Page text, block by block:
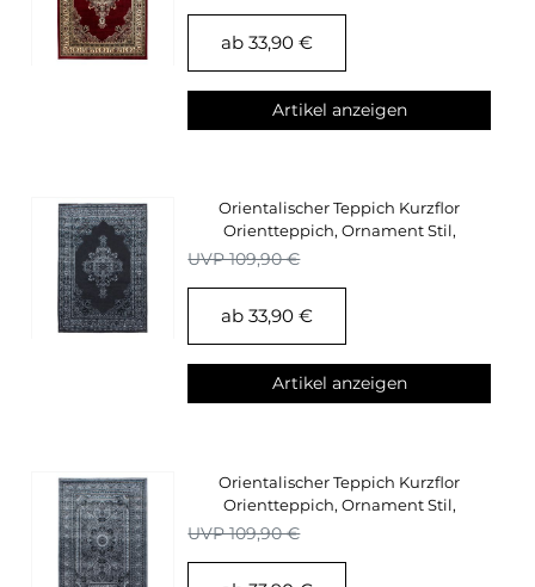
ab 33,90 €
Artikel anzeigen
Orientalischer Teppich Kurzflor
Orientteppich, Ornament Stil,
Wohnzimmerteppich
UVP 109,90 €
ab 33,90 €
Artikel anzeigen
Orientalischer Teppich Kurzflor
Orientteppich, Ornament Stil,
Wohnzimmerteppich
UVP 109,90 €